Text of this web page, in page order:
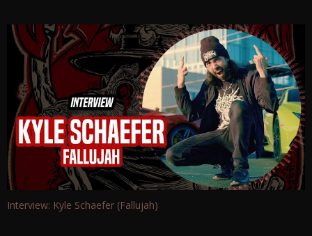
Interview: Kyle Schaefer (Fallujah)